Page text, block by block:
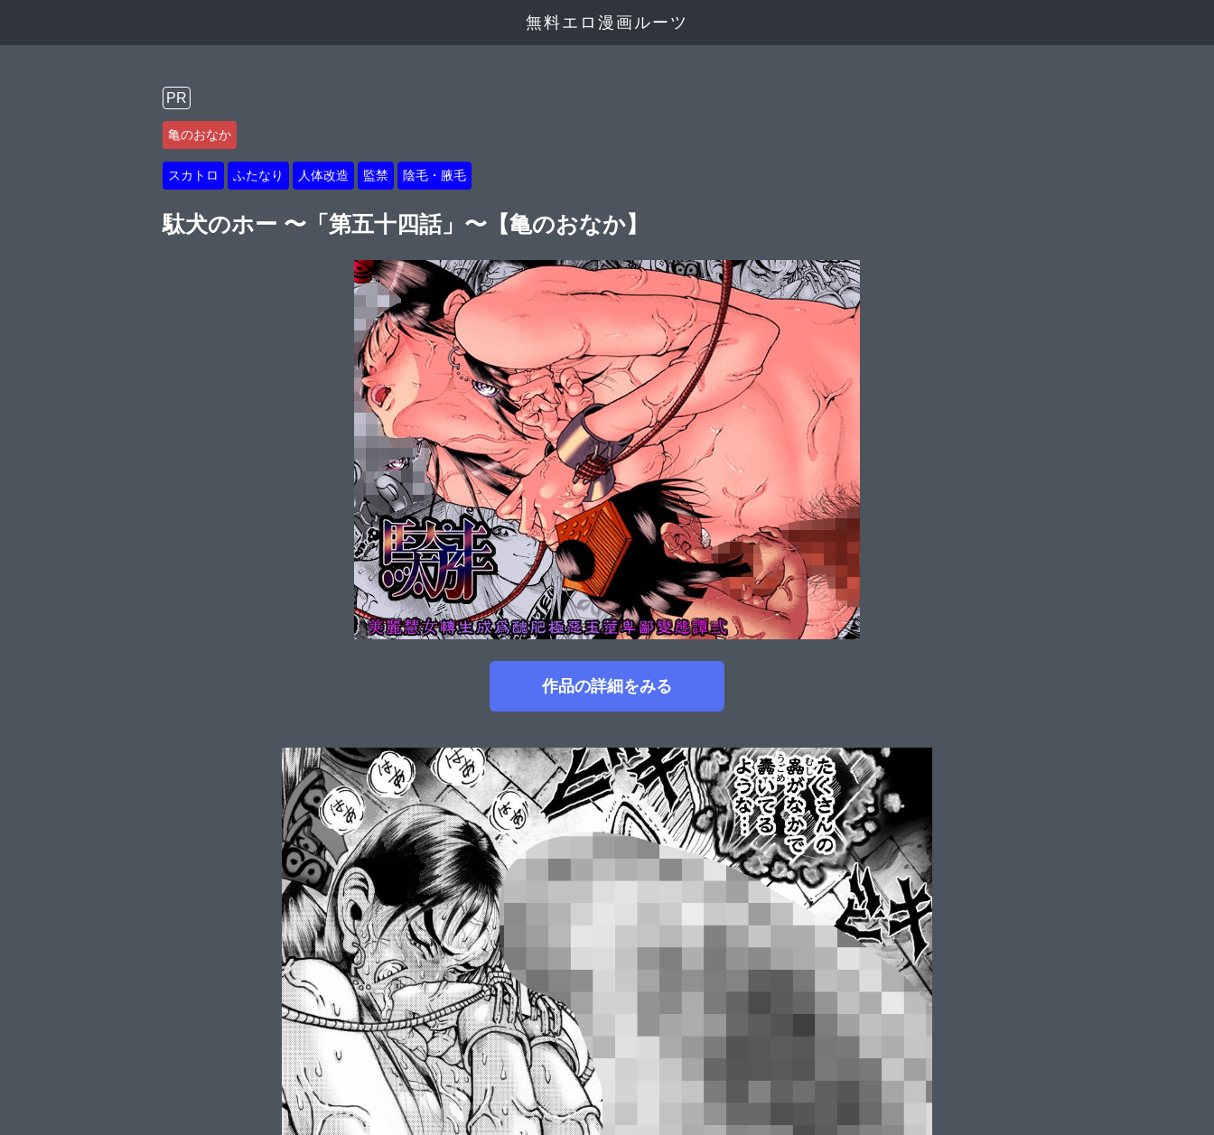
無料エロ漫画ルーツ
PR
亀のおなか
スカトロ ふたなり 人体改造 監禁 陰毛・腋毛
駄犬のホー 〜「第五十四話」〜【亀のおなか】
作品の詳細をみる